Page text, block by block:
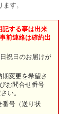
す。
記する事は出来
前連絡は確約出
祝日のお届けが
変更を希望さ
お問合せ番号
い。
番号（送り状